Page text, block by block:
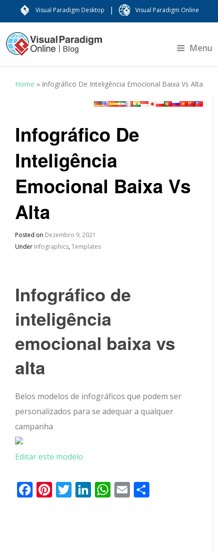
Visual Paradigm Desktop | Visual Paradigm Online
Menu
Home » Infográfico De Inteligência Emocional Baixa Vs Alta
Infográfico De
Inteligência
Emocional Baixa Vs
Alta
Posted on Dezembro 9, 2021
Under Infographics,Templates
Infográfico de
inteligência
emocional baixa vs
alta
Belos modelos de infográficos que podem ser
personalizados para se adequar a qualquer
campanha
Editar este modelo
Facebook
Pinterest
Twitter
LinkedIn
WhatsApp
Email